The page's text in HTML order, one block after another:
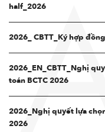
half_2026
2026_ CBTT_Ký hợp
2026_EN_CBTT_Nghị
toán BCTC 2026
2026_Nghị quyết lựa
2026